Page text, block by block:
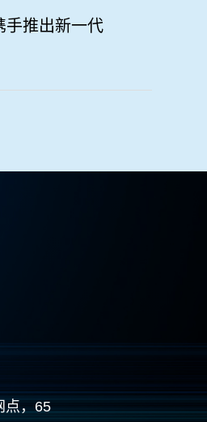
手推出新一代
点，65